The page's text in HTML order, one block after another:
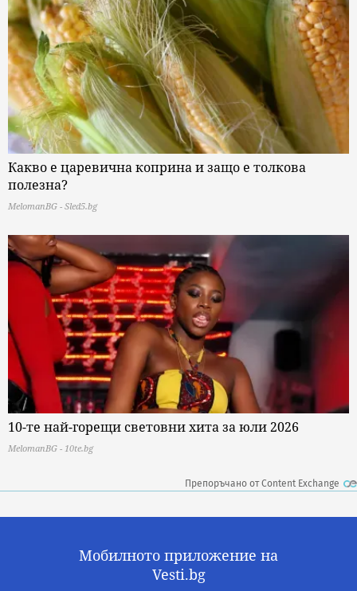
Какво е царевична коприна и защо е толкова
полезна?
MelomanBG - Sled5.bg
10-те най-горещи световни хита за юли 2026
MelomanBG - 10te.bg
Препоръчано от Content Exchange
Мобилното приложение на
Vesti.bg